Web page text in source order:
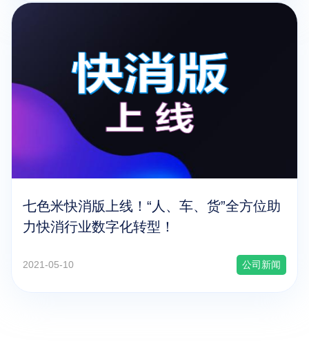
七色米快消版上线！“人、车、货”全方位助
力快消行业数字化转型！
2021-05-10 公司新闻